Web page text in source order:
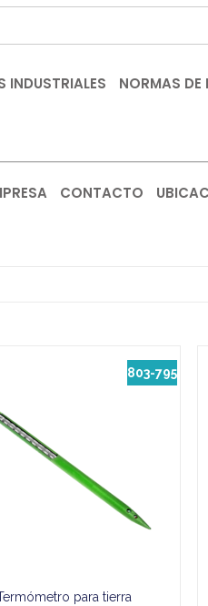
INDUSTRIALES NORMAS
CONTACTO
para tierra
803-795